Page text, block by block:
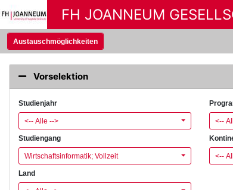
FH JOANNEUM
Austauschmöglichkeiten
Vorselektion
Studienjahr
<-- Alle --> <--
Studiengang
Wirtschaftsinformatik; Vollzeit <--
Land